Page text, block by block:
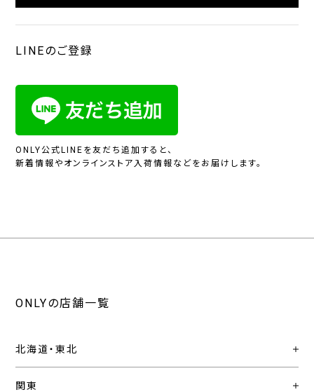
LINEのご登録
ONLY公式LINEを友だち追加すると、
新着情報やオンラインストア入荷情報などをお届けします。
ONLYの店舗一覧
北海道・東北
関東